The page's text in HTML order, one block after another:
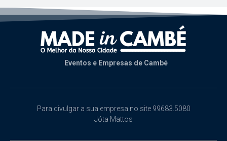
Eventos e Empresas de Cambé
Para divulgar a sua empresa no site 99683.5080
Jóta Mattos